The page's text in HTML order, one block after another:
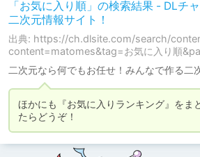
「お気に入り順」の検索結果 - DLチ
二次元情報サイト！
出典: https://ch.dlsite.com/search/
content=matomes&tag=お気に入り順
二次元なら何でもお任せ！みんなで作る二
ほかにも『お気に入りランキング』をま
たらどうぞ！